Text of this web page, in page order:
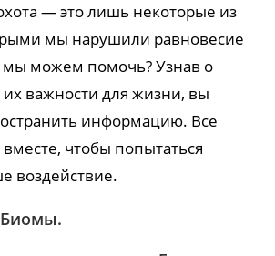
— это лишь некоторые из
мы нарушили равновесие
мы можем помочь? Узнав о
важности для жизни, вы
информацию. Все
вместе, чтобы попытаться
воздействие.